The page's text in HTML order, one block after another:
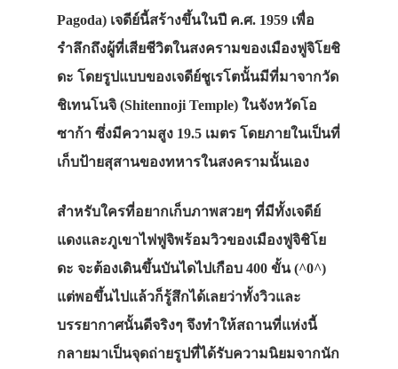
Pagoda) เจดีย์นี้สร้างขึ้นในปี ค.ศ. 1959 เพื่อ
รำลึกถึงผู้ที่เสียชีวิตในสงครามของเมืองฟูจิโยชิ
ดะ โดยรูปแบบของเจดีย์ชูเรโตนั้นมีที่มาจากวัด
ชิเทนโนจิ (Shitennoji Temple) ในจังหวัดโอ
ซาก้า ซึ่งมีความสูง 19.5 เมตร โดยภายในเป็นที่
เก็บป้ายสุสานของทหารในสงครามนั้นเอง
สำหรับใครที่อยากเก็บภาพสวยๆ ที่มีทั้งเจดีย์
แดงและภูเขาไฟฟูจิพร้อมวิวของเมืองฟูจิชิโย
ดะ จะต้องเดินขึ้นบันไดไปเกือบ 400 ขั้น (^0^)
แต่พอขึ้นไปแล้วก็รู้สึกได้เลยว่าทั้งวิวและ
บรรยากาศนั้นดีจริงๆ จึงทำให้สถานที่แห่งนี้
กลายมาเป็นจุดถ่ายรูปที่ได้รับความนิยมจากนัก